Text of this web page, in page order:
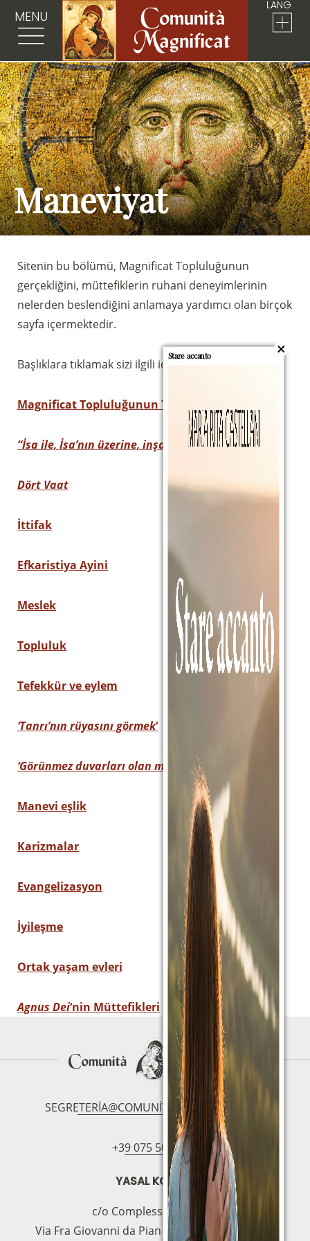
MENU
LANG
Maneviyat
Sitenin bu bölümü, Magnificat Topluluğunun
gerçekliğini, müttefiklerin ruhani deneyimlerinin
nelerden beslendiğini anlamaya yardımcı olan birçok
sayfa içermektedir.
Başlıklara tıklamak sizi ilgili içeriğe götürecektir
Magnificat Topluluğunun Temelleri
“İsa ile, İsa’nın üzerine, inşa et
Dört Vaat
İttifak
Efkaristiya Ayini
Meslek
Topluluk
Tefekkür ve eylem
‘Tanrı’nın rüyasını görmek‘
‘Görünmez duvarları olan manastır‘
Manevi eşlik
Karizmalar
Evangelizasyon
İyileşme
Ortak yaşam evleri
Agnus Dei‘nin Müttefikleri
SEGRETERIA@COMUNITAMAGNIFICAT.ORG
+39 075 5094797
YASAL KOLTUK
c/o Complesso S.Manno
Via Fra Giovanni da Pian di Carpine, 63 - 06127
Sostieni la Comunità Magnificat
bancario
(clicca per copiare)
Stare accanto